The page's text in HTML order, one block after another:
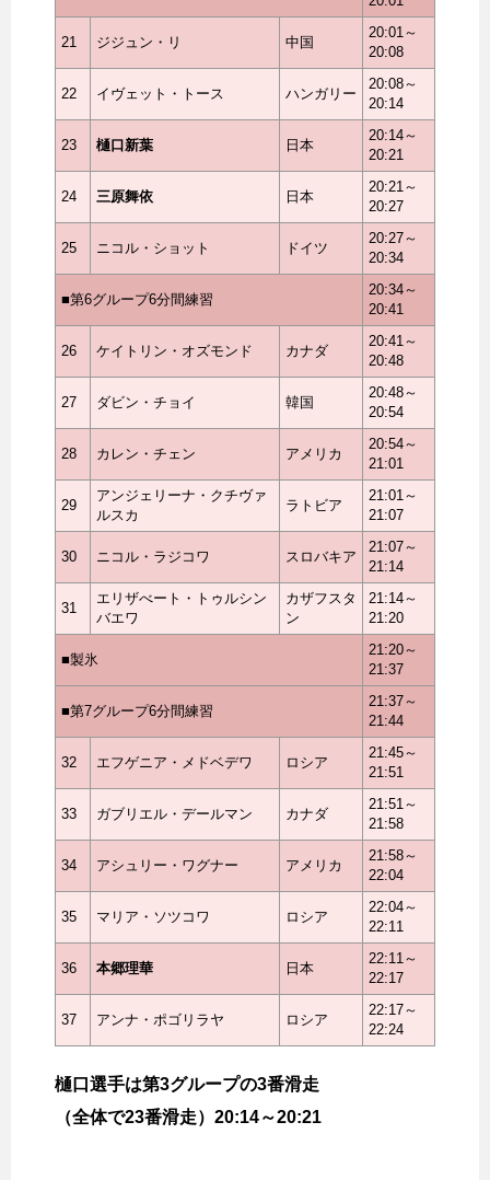
21 ジジュン・リ 中国
20:01～
20:08
22 イヴェット・トース ハンガリー
20:08～
20:14
23 樋口新葉 日本
20:14～
20:21
24 三原舞依 日本
20:21～
20:27
25 ニコル・ショット ドイツ
20:27～
20:34
■第6グループ6分間練習
20:34～
20:41
26 ケイトリン・オズモンド カナダ
20:41～
20:48
27 ダビン・チョイ 韓国
20:48～
20:54
28 カレン・チェン アメリカ
20:54～
21:01
29
アンジェリーナ・クチヴァ
ルスカ
ラトビア
21:01～
21:07
30 ニコル・ラジコワ スロバキア
21:07～
21:14
31
エリザべート・トゥルシン
バエワ
カザフスタ
ン
21:14～
21:20
■製氷
21:20～
21:37
■第7グループ6分間練習
21:37～
21:44
32 エフゲニア・メドベデワ ロシア
21:45～
21:51
33 ガブリエル・デールマン カナダ
21:51～
21:58
34 アシュリー・ワグナー アメリカ
21:58～
22:04
35 マリア・ソツコワ ロシア
22:04～
22:11
36 本郷理華 日本
22:11～
22:17
37 アンナ・ポゴリラヤ ロシア
22:17～
22:24
樋口選手は第3グループの3番滑走
（全体で23番滑走）20:14～20:21